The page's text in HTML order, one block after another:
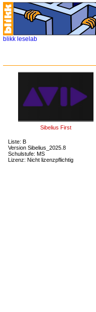
blikk leselab
Sibelius First
Liste: B
Version Sibelius_2025.8
Schulstufe: MS
Lizenz: Nicht lizenzpflichtig